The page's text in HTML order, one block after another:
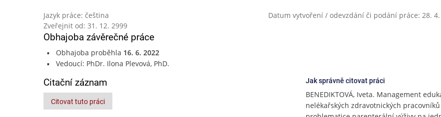
Jazyk práce: čeština
Datum vytvoření / odevzdání či podání práce: 28.
Zveřejnit od: 31. 12. 2999
Obhajoba závěrečné práce
Obhajoba proběhla 16. 6. 2022
Vedoucí: PhDr. Ilona Plevová, PhD.
Citační záznam
Citovat tuto práci
Jak správně citovat práci
BENEDIKTOVÁ, Iveta. Management
nelékařských zdravotnických